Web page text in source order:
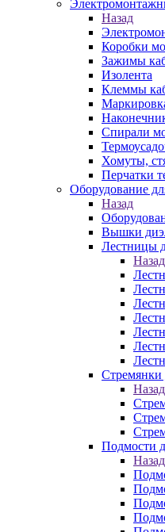
Назад
Коробки
Зажимы
Изолента
Клеммы
Спирали
Хомуты,
Перчатки
Оборудование
Назад
Вышки
Лестницы
Назад
Стремянки
Назад
Подмости
Назад